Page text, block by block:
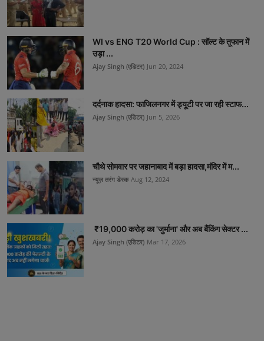
WI vs ENG T20 World Cup : सॉल्ट के तूफान में
उड़ा ...
Ajay Singh (एडिटर) Jun 20, 2024
दर्दनाक हादसा: फाजिलनगर में ड्यूटी पर जा रही स्टाफ...
Ajay Singh (एडिटर) Jun 5, 2026
चौथे सोमवार पर जहानाबाद में बड़ा हादसा,मंदिर में म...
न्यूज़ तरंग डेस्क Aug 12, 2024
₹19,000 करोड़ का 'जुर्माना' और अब बैंकिंग सेक्टर ...
Ajay Singh (एडिटर) Mar 17, 2026